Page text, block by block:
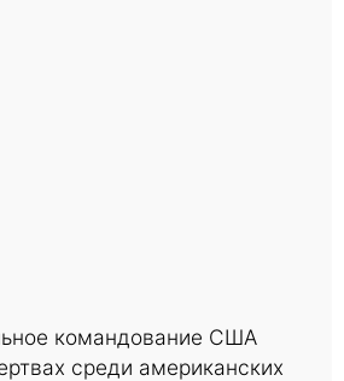
командование США
среди американских